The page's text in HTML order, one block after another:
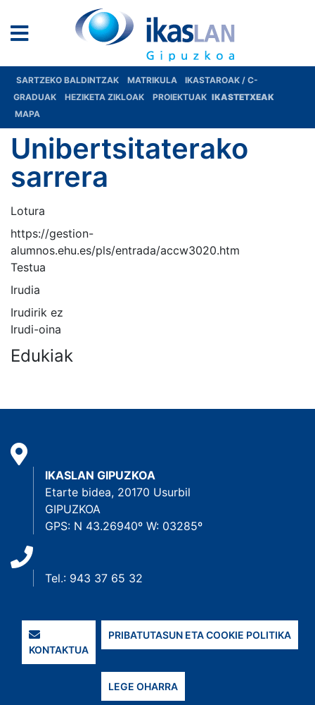
SARTZEKO BALDINTZAK MATRIKULA
IKASTAROAK / C-
GRADUAK
HEZIKETA ZIKLOAK PROIEKTUAK IKASTETXEAK
MAPA
Unibertsitaterako
sarrera
Lotura
https://gestion-
alumnos.ehu.es/pls/entrada/accw3020.htm
Testua
Irudia
Irudirik ez
Irudi-oina
Edukiak
IKASLAN GIPUZKOA
Etarte bidea, 20170 Usurbil
GIPUZKOA
GPS: N 43.26940º W: 03285º
Tel.: 943 37 65 32
KONTAKTUA
PRIBATUTASUN ETA COOKIE POLITIKA
LEGE OHARRA